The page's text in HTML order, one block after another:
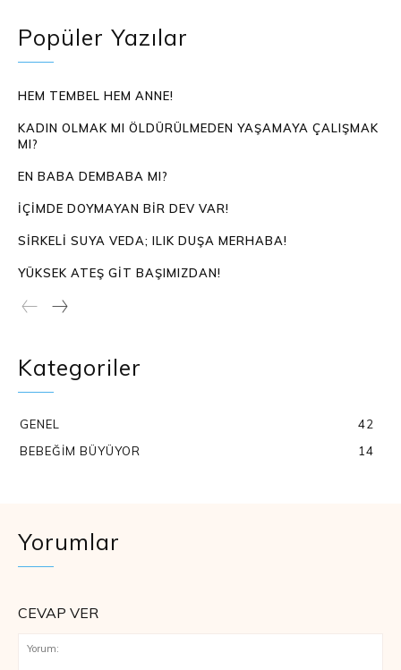
Popüler Yazılar
HEM TEMBEL HEM ANNE!
KADIN OLMAK MI ÖLDÜRÜLMEDEN YAŞAMAYA ÇALIŞMAK
MI?
EN BABA DEMBABA MI?
İÇIMDE DOYMAYAN BIR DEV VAR!
SIRKELI SUYA VEDA; ILIK DUŞA MERHABA!
YÜKSEK ATEŞ GIT BAŞIMIZDAN!
Kategoriler
GENEL
42
BEBEĞIM BÜYÜYOR
14
Yorumlar
CEVAP VER